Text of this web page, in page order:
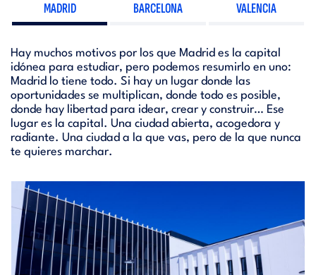
MADRID BARCELONA VALENCIA
Hay muchos motivos por los que Madrid es la capital
idónea para estudiar, pero podemos resumirlo en uno:
Madrid lo tiene todo. Si hay un lugar donde las
oportunidades se multiplican, donde todo es posible,
donde hay libertad para idear, crear y construir… Ese
lugar es la capital. Una ciudad abierta, acogedora y
radiante. Una ciudad a la que vas, pero de la que nunca
te quieres marchar.